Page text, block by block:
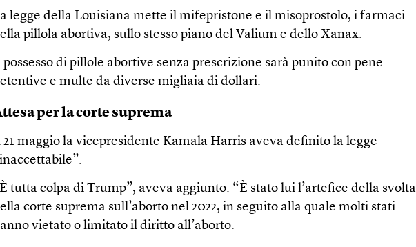
legge della Louisiana mette il mifepristone e il misoprostolo, i farmaci
pillola abortiva, sullo stesso piano del Valium e dello Xanax.
possesso di pillole abortive senza prescrizione sarà punito con pene
e multe da diverse migliaia di dollari.
per la corte suprema
21 maggio la vicepresidente Kamala Harris aveva definito la legge
tutta colpa di Trump”, aveva aggiunto. “È stato lui l’artefice della svolta
corte suprema sull’aborto nel 2022, in seguito alla quale molti stati
vietato o limitato il diritto all’aborto.